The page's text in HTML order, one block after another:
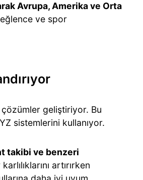
Avrupa, Amerika ve Orta
ve spor
geliştiriyor. Bu
sistemlerini kullanıyor.
takibi ve benzeri
artırırken